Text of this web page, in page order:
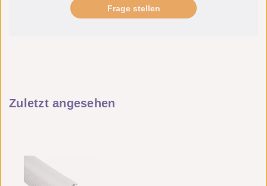
Frage stellen
Zuletzt angesehen